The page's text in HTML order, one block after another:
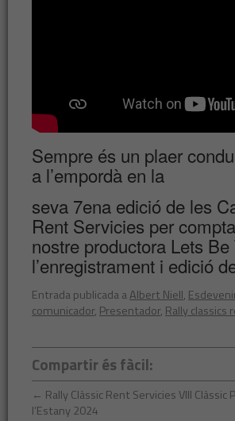
Sempre és un plaer
a l’empordà en la
seva 7ena edició de les
Rent Servicies per
nostre productora Lets
l’enregistrament i edició
Entrada publicada aAlbert Niell,
comunicador, Presentador, Rally classics
Compartir és fàcil:
← Rally Clàssic Rent Servicies VIII Clàssic
l’Estany 2024